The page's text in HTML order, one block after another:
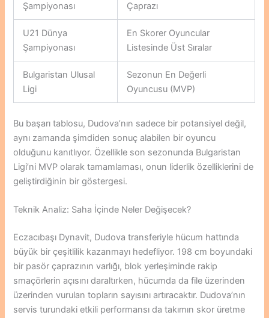
Şampiyonası
Çaprazı
U21 Dünya
Şampiyonası
En Skorer Oyuncular
Listesinde Üst Sıralar
Bulgaristan Ulusal
Ligi
Sezonun En Değerli
Oyuncusu (MVP)
Bu başarı tablosu, Dudova’nın sadece bir potansiyel değil,
aynı zamanda şimdiden sonuç alabilen bir oyuncu
olduğunu kanıtlıyor. Özellikle son sezonunda Bulgaristan
Ligi’ni MVP olarak tamamlaması, onun liderlik özelliklerini de
geliştirdiğinin bir göstergesi.
Teknik Analiz: Saha İçinde Neler Değişecek?
Eczacıbaşı Dynavit, Dudova transferiyle hücum hattında
büyük bir çeşitlilik kazanmayı hedefliyor. 198 cm boyundaki
bir pasör çaprazının varlığı, blok yerleşiminde rakip
smaçörlerin açısını daraltırken, hücumda da file üzerinden
üzerinden vurulan topların sayısını artıracaktır. Dudova’nın
servis turundaki etkili performansı da takımın skor üretme